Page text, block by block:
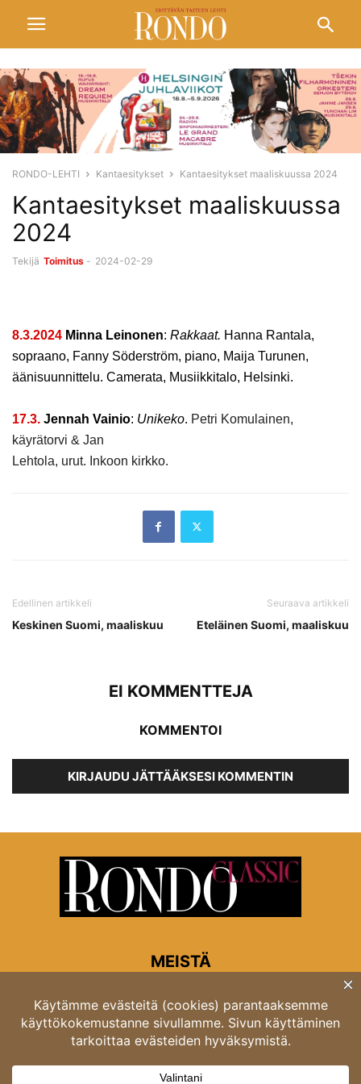
RONDO-LEHTI Kantaesitykset Kantaesitykset maaliskuussa 2024
Kantaesitykset maaliskuussa
2024
Tekijä Toimitus - 2024-02-29
8.3.2024 Minna Leinonen: Rakkaat. Hanna Rantala,
sopraano, Fanny Söderström, piano, Maija Turunen,
äänisuunnittelu. Camerata, Musiikkitalo, Helsinki.
17.3. Jennah Vainio: Unikeko. Petri Komulainen,
käyrätorvi & Jan
Lehtola, urut. Inkoon kirkko.
Edellinen artikkeli
Keskinen Suomi, maaliskuu
Seuraava artikkeli
Eteläinen Suomi, maaliskuu
EI KOMMENTTEJA
KOMMENTOI
KIRJAUDU JÄTTÄÄKSESI KOMMENTIN
MEISTÄ
Rondon toimitus
Opastinsilta 6A 00520 Helsinki
Asiakaspalvelu: puh. 03 4246 5318
asiakaspalvelu@rondo.fi
Ota meihin yhteyttä:toimitus@rondo.fi